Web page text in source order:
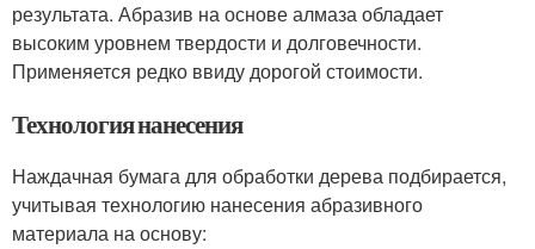
результата. Абразив на основе алмаза обладает
высоким уровнем твердости и долговечности.
Применяется редко ввиду дорогой стоимости.
Технология нанесения
Наждачная бумага для обработки дерева подбирается,
учитывая технологию нанесения абразивного
материала на основу: